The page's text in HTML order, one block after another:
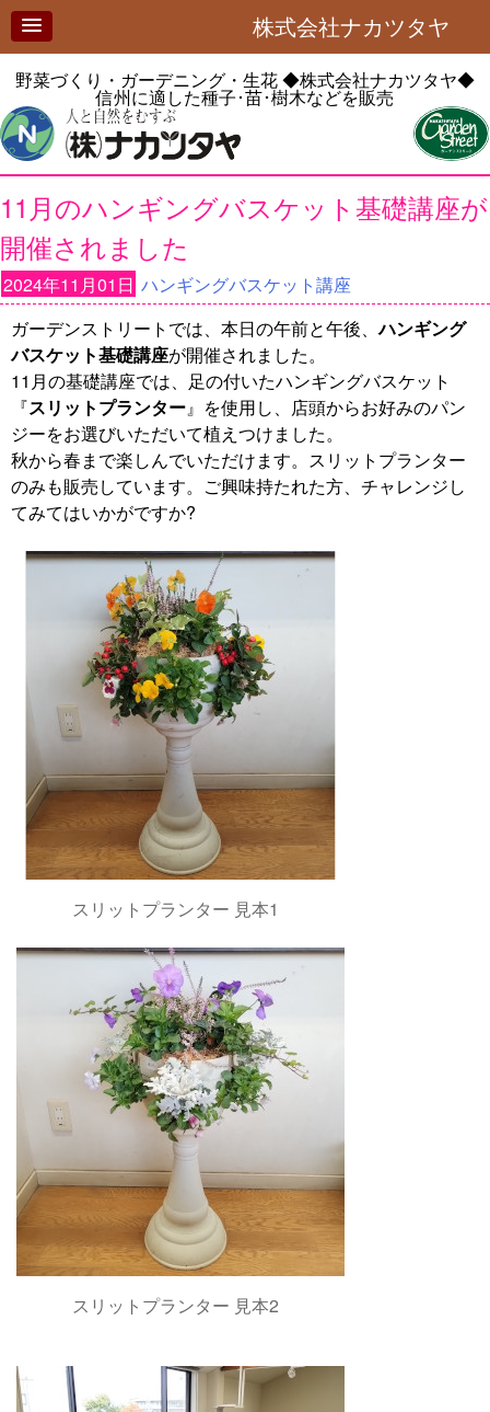
株式会社ナカツタヤ
野菜づくり・ガーデニング・生花◆株式会社ナカツタヤ◆
信州に適した種子･苗･樹木などを販売
11月のハンギングバスケット基礎講座が
開催されました
2024年11月01日 ハンギングバスケット講座
ガーデンストリートでは、本日の午前と午後、ハンギング
バスケット基礎講座が開催されました。
11月の基礎講座では、足の付いたハンギングバスケット
『スリットプランター』を使用し、店頭からお好みのパン
ジーをお選びいただいて植えつけました。
秋から春まで楽しんでいただけます。スリットプランター
のみも販売しています。ご興味持たれた方、チャレンジし
てみてはいかがですか?
スリットプランター 見本1
スリットプランター 見本2